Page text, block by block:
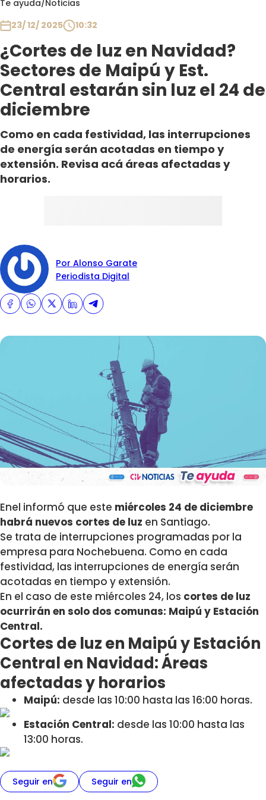
Te ayuda/Noticias
23/ 12/ 2025
10:32
¿Cortes de luz en Navidad?
Sectores de Maipú y Est.
Central estarán sin luz el 24 de
diciembre
Como en cada festividad, las interrupciones
de energía serán acotadas en tiempo y
extensión. Revisa acá áreas afectadas y
horarios.
Por Alonso Garate
Periodista Digital
Enel informó que este miércoles 24 de diciembre
habrá nuevos cortes de luz en Santiago.
Se trata de interrupciones programadas por la
empresa para Nochebuena. Como en cada
festividad, las interrupciones de energía serán
acotadas en tiempo y extensión.
En el caso de este miércoles 24, los cortes de luz
ocurrirán en solo dos comunas: Maipú y Estación
Central.
Cortes de luz en Maipú y Estación
Central en Navidad: Áreas
afectadas y horarios
Maipú: desde las 10:00 hasta las 16:00 horas.
Estación Central: desde las 10:00 hasta las
13:00 horas.
Seguir en Seguir en
Club De La Comedia
Contigo en Directo
Plan Perfecto
El Tiempo
Sabingo
Todos Los Programas